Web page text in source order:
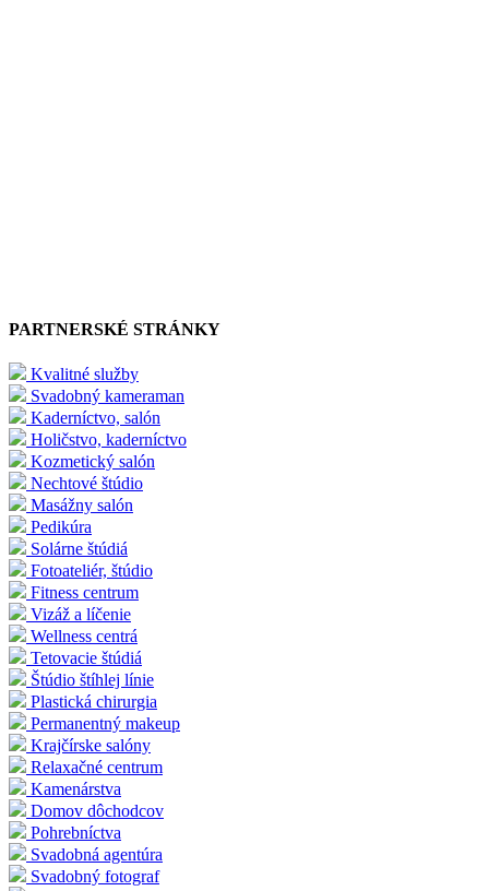
PARTNERSKÉ STRÁNKY
Kvalitné služby
Svadobný kameraman
Kaderníctvo, salón
Holičstvo, kaderníctvo
Kozmetický salón
Nechtové štúdio
Masážny salón
Pedikúra
Solárne štúdiá
Fotoateliér, štúdio
Fitness centrum
Vizáž a líčenie
Wellness centrá
Tetovacie štúdiá
Štúdio štíhlej línie
Plastická chirurgia
Permanentný makeup
Krajčírske salóny
Relaxačné centrum
Kamenárstva
Domov dôchodcov
Pohrebníctva
Svadobná agentúra
Svadobný fotograf